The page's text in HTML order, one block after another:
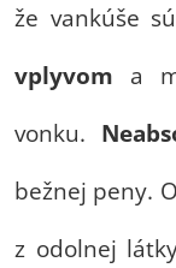
že vankúše sú
vplyvom a
vonku.
bežnej peny.
z odolnej